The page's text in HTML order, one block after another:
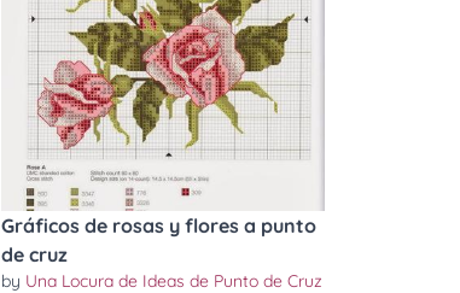
Gráficos de rosas y flores a punto
de cruz
by Una Locura de Ideas de Punto de Cruz